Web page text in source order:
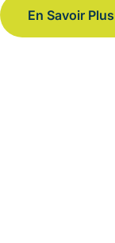
En Savoir Plus